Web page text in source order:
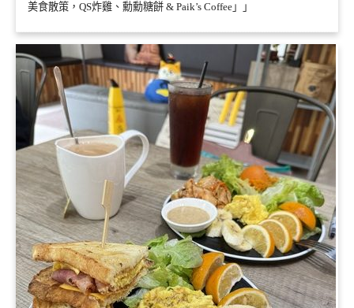
美食散策，QS炸雞、勳勳糖餅 & Paik’s Coffee」」